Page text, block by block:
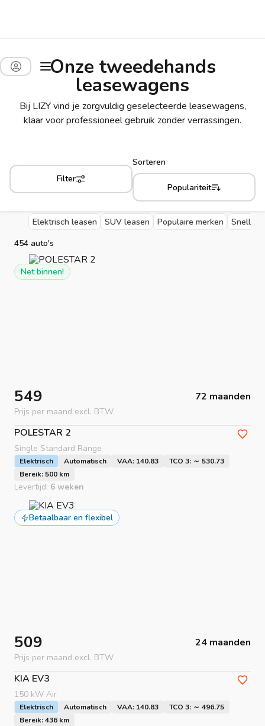
Onze tweedehands
leasewagens
Bij LIZY vind je zorgvuldig geselecteerde leasewagens,
klaar voor professioneel gebruik zonder verrassingen.
Filter
Sorteren
Populariteit
Elektrisch leasen SUV leasen Populaire merken
Snelle
454 auto's
Net binnen!
549 72 maanden
Prijs per maand excl. BTW
POLESTAR 2
Single Standard Range
Elektrisch Automatisch VAA: 140.83
TCO 3: ～ 530.73
Bereik: 500 km
Levertijd: 6 weken
Betaalbaar en flexibel
509 24 maanden
Prijs per maand excl. BTW
KIA EV3
150 kW Air
Elektrisch Automatisch VAA: 140.83
TCO 3: ～ 496.75
Bereik: 436 km